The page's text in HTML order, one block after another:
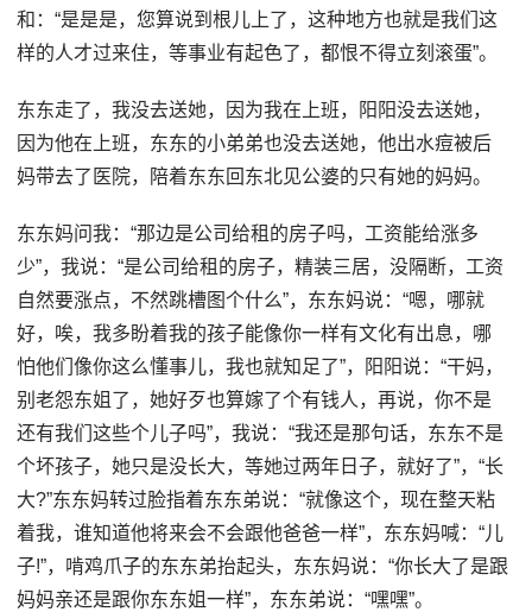
和：“是是是，您算说到根儿上了，这种地方也就是我们这
样的人才过来住，等事业有起色了，都恨不得立刻滚蛋”。
东东走了，我没去送她，因为我在上班，阳阳没去送她，
因为他在上班，东东的小弟弟也没去送她，他出水痘被后
妈带去了医院，陪着东东回东北见公婆的只有她的妈妈。
东东妈问我：“那边是公司给租的房子吗，工资能给涨多
少”，我说：“是公司给租的房子，精装三居，没隔断，工资
自然要涨点，不然跳槽图个什么”，东东妈说：“嗯，哪就
好，唉，我多盼着我的孩子能像你一样有文化有出息，哪
怕他们像你这么懂事儿，我也就知足了”，阳阳说：“干妈，
别老怨东姐了，她好歹也算嫁了个有钱人，再说，你不是
还有我们这些个儿子吗”，我说：“我还是那句话，东东不是
个坏孩子，她只是没长大，等她过两年日子，就好了”，“长
大?”东东妈转过脸指着东东弟说：“就像这个，现在整天粘
着我，谁知道他将来会不会跟他爸爸一样”，东东妈喊：“儿
子!”，啃鸡爪子的东东弟抬起头，东东妈说：“你长大了是跟
妈妈亲还是跟你东东姐一样”，东东弟说：“嘿嘿”。